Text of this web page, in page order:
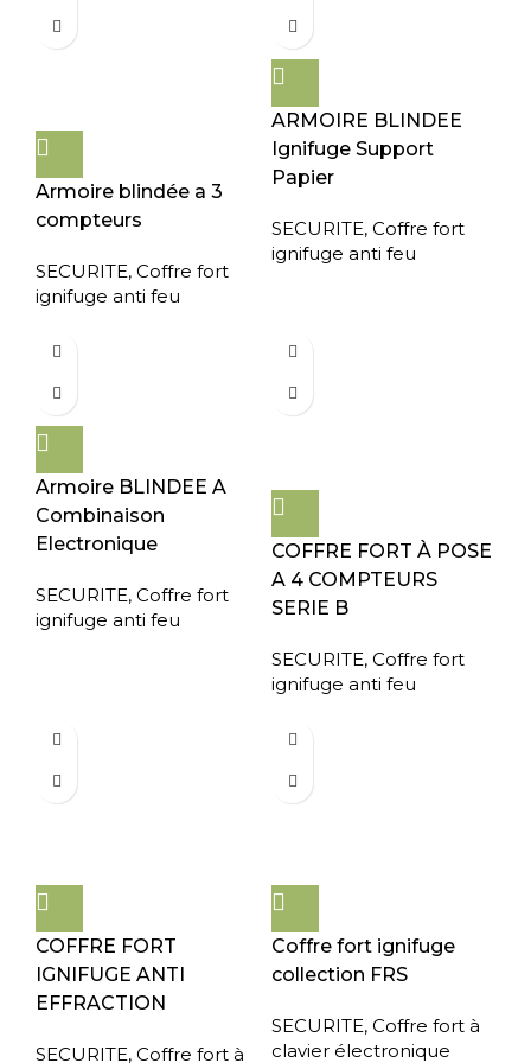
Armoire blindée a 3
compteurs
SECURITE, Coffre fort
ignifuge anti feu
ARMOIRE BLINDEE
Ignifuge Support
Papier
SECURITE, Coffre fort
ignifuge anti feu
Armoire BLINDEE A
Combinaison
Electronique
SECURITE, Coffre fort
ignifuge anti feu
COFFRE FORT À POSE
A 4 COMPTEURS
SERIE B
SECURITE, Coffre fort
ignifuge anti feu
COFFRE FORT
IGNIFUGE ANTI
EFFRACTION
SECURITE, Coffre fort à
Coffre fort ignifuge
collection FRS
SECURITE, Coffre fort à
clavier électronique